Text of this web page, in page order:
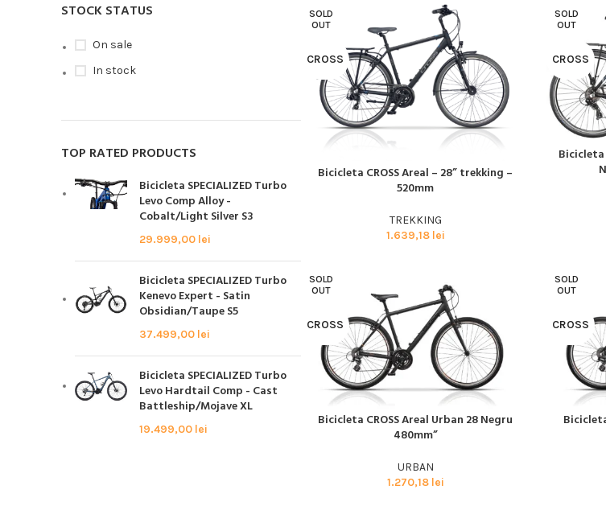
CITY SI TREKKING
BMX SI DIRT
CYCLOCROSS
STOCK STATUS
On sale
In stock
TOP RATED PRODUCTS
Bicicleta SPECIALIZED Turbo
Levo Comp Alloy -
Cobalt/Light Silver S3
29.999,00 lei
Bicicleta SPECIALIZED Turbo
Kenevo Expert - Satin
Obsidian/Taupe S5
37.499,00 lei
Bicicleta SPECIALIZED Turbo
Levo Hardtail Comp - Cast
Battleship/Mojave XL
19.499,00 lei
SOLD
OUT
CROSS
CITEȘTE MAI MULT
Bicicleta CROSS Areal – 28” trekking –
520mm
TREKKING
1.639,18 lei
SOLD
OUT
CROSS
CITEȘTE
Bicicleta
SOLD
OUT
CROSS
CITEȘTE MAI MULT
Bicicleta CROSS Areal Urban 28 Negru
480mm”
URBAN
1.270,18 lei
SOLD
OUT
CROSS
CITEȘTE